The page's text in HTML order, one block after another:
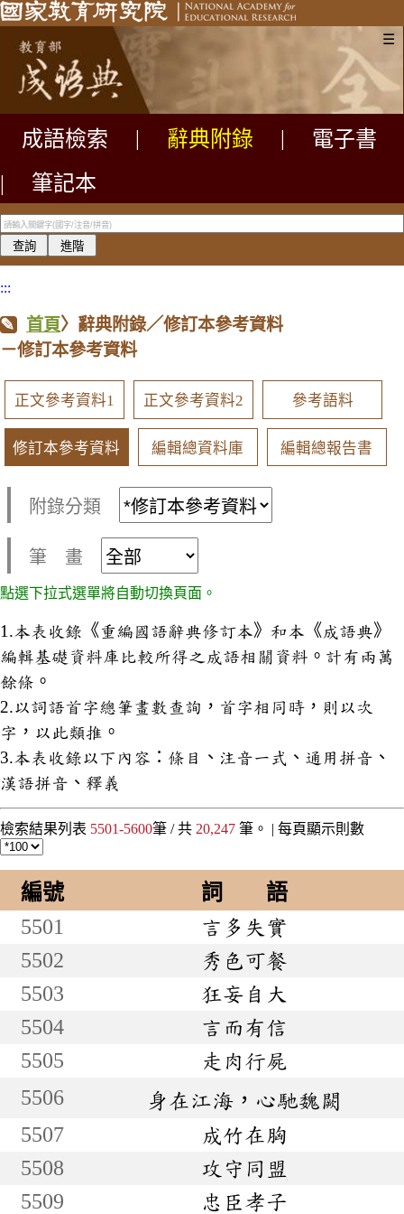
☰
成語檢索 辭典附錄
電子書
|
筆記本
:::
首頁〉辭典附錄／修訂本參考資料
－修訂本參考資料
正文參考資料1 正文參考資料2 參考語料
修訂本參考資料 編輯總資料庫 編輯總報告書
附錄分類
筆 畫
點選下拉式選單將自動切換頁面。
1.本表收錄《重編國語辭典修訂本》和本《成語典》
編輯基礎資料庫比較所得之成語相關資料。計有兩萬
餘條。
2.以詞語首字總筆畫數查詢，首字相同時，則以次
字，以此類推。
3.本表收錄以下內容：條目、注音一式、通用拼音、
漢語拼音、釋義
檢索結果列表 5501-5600筆 / 共 20,247 筆。 | 每頁顯示則數
編號
詞 語
5501
言多失實
5502
秀色可餐
5503
狂妄自大
5504
言而有信
5505
走肉行屍
5506
身在江海，心馳魏闕
5507
成竹在胸
5508
攻守同盟
5509
忠臣孝子